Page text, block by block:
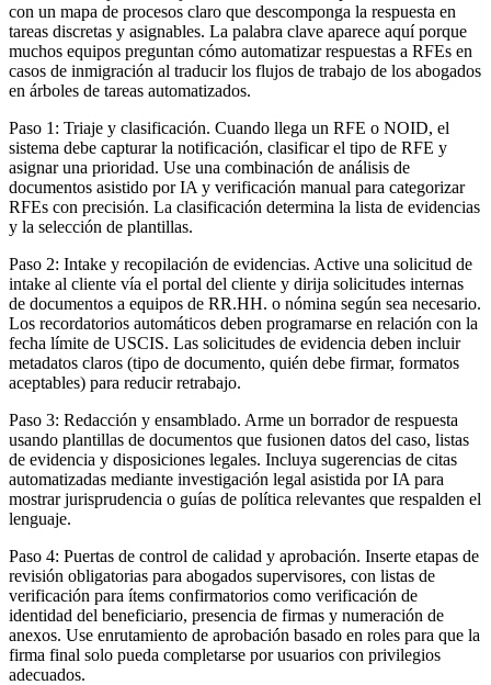
con un mapa de procesos claro que descomponga la respuesta en
tareas discretas y asignables. La palabra clave aparece aquí porque
muchos equipos preguntan cómo automatizar respuestas a RFEs en
casos de inmigración al traducir los flujos de trabajo de los abogados
en árboles de tareas automatizados.
Paso 1: Triaje y clasificación. Cuando llega un RFE o NOID, el
sistema debe capturar la notificación, clasificar el tipo de RFE y
asignar una prioridad. Use una combinación de análisis de
documentos asistido por IA y verificación manual para categorizar
RFEs con precisión. La clasificación determina la lista de evidencias
y la selección de plantillas.
Paso 2: Intake y recopilación de evidencias. Active una solicitud de
intake al cliente vía el portal del cliente y dirija solicitudes internas
de documentos a equipos de RR.HH. o nómina según sea necesario.
Los recordatorios automáticos deben programarse en relación con la
fecha límite de USCIS. Las solicitudes de evidencia deben incluir
metadatos claros (tipo de documento, quién debe firmar, formatos
aceptables) para reducir retrabajo.
Paso 3: Redacción y ensamblado. Arme un borrador de respuesta
usando plantillas de documentos que fusionen datos del caso, listas
de evidencia y disposiciones legales. Incluya sugerencias de citas
automatizadas mediante investigación legal asistida por IA para
mostrar jurisprudencia o guías de política relevantes que respalden el
lenguaje.
Paso 4: Puertas de control de calidad y aprobación. Inserte etapas de
revisión obligatorias para abogados supervisores, con listas de
verificación para ítems confirmatorios como verificación de
identidad del beneficiario, presencia de firmas y numeración de
anexos. Use enrutamiento de aprobación basado en roles para que la
firma final solo pueda completarse por usuarios con privilegios
adecuados.